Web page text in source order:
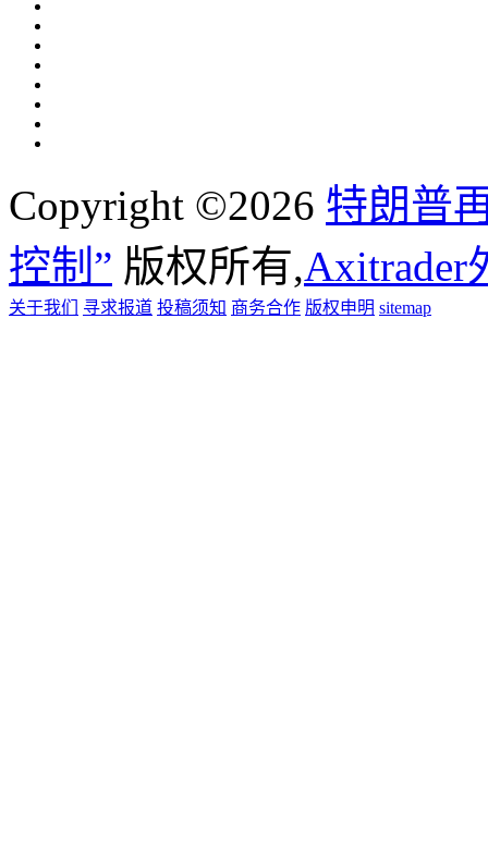
Copyright ©2026 特朗普
控制” 版权所有,Axitrader
关于我们 寻求报道 投稿须知 商务合作 版权申明 sitemap